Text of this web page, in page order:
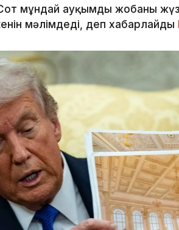
мұндай ауқымды жобаны
мәлімдеді, деп хабарлайды